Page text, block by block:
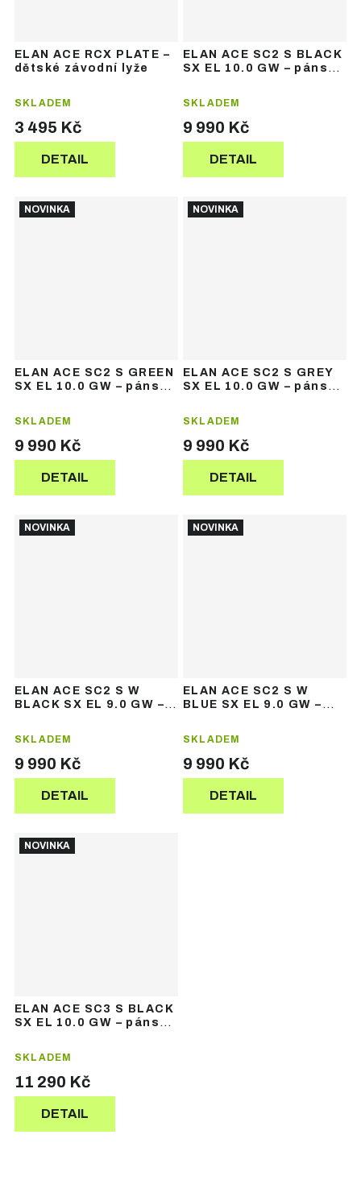
ELAN ACE RCX PLATE –
dětské závodní lyže
SKLADEM
3 495 Kč
DETAIL
ELAN ACE SC2 S BLACK
SX EL 10.0 GW – pánské
SKLADEM
9 990 Kč
DETAIL
NOVINKA
ELAN ACE SC2 S GREEN
SX EL 10.0 GW – pánské
SKLADEM
9 990 Kč
DETAIL
NOVINKA
ELAN ACE SC2 S GREY
SX EL 10.0 GW – pánské
SKLADEM
9 990 Kč
DETAIL
NOVINKA
ELAN ACE SC2 S W
BLACK SX EL 9.0 GW –
SKLADEM
9 990 Kč
DETAIL
NOVINKA
ELAN ACE SC2 S W
BLUE SX EL 9.0 GW –
SKLADEM
9 990 Kč
DETAIL
NOVINKA
ELAN ACE SC3 S BLACK
SX EL 10.0 GW – pánské
SKLADEM
11 290 Kč
DETAIL